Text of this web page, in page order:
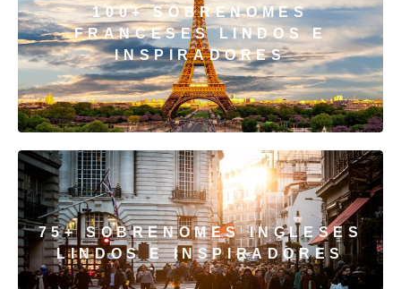
100+ SOBRENOMES
FRANCESES LINDOS E
INSPIRADORES
75+ SOBRENOMES INGLESES
LINDOS E INSPIRADORES